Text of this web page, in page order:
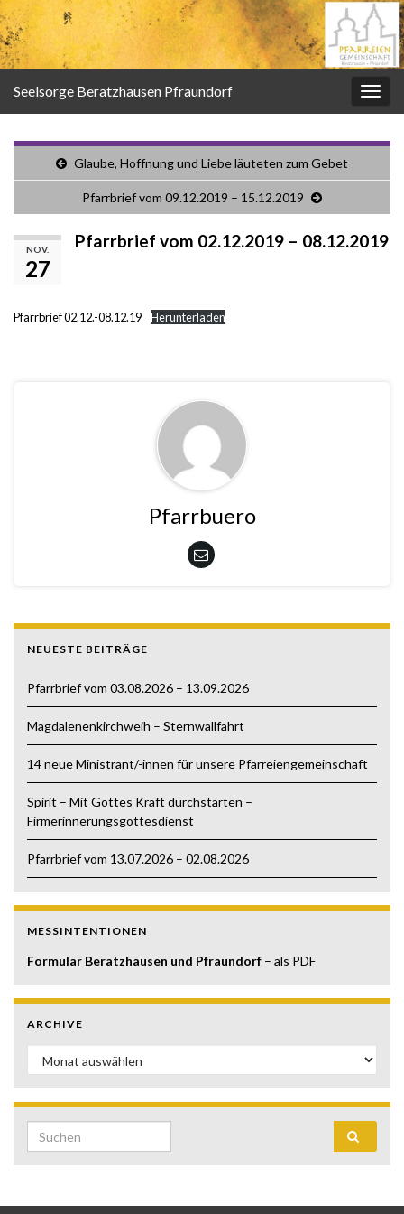
Seelsorge Beratzhausen Pfraundorf
Glaube, Hoffnung und Liebe läuteten zum Gebet
Pfarrbrief vom 09.12.2019 – 15.12.2019
NOV.
27
Pfarrbrief vom 02.12.2019 – 08.12.2019
Pfarrbrief 02.12.-08.12.19 Herunterladen
Pfarrbuero
NEUESTE BEITRÄGE
Pfarrbrief vom 03.08.2026 – 13.09.2026
Magdalenenkirchweih – Sternwallfahrt
14 neue Ministrant/-innen für unsere Pfarreiengemeinschaft
Spirit – Mit Gottes Kraft durchstarten –
Firmerinnerungsgottesdienst
Pfarrbrief vom 13.07.2026 – 02.08.2026
MESSINTENTIONEN
Formular Beratzhausen und Pfraundorf – als PDF
ARCHIVE
Archive
Search for: